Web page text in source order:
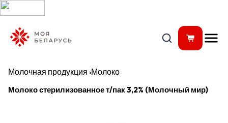
Молочная продукция ›Молоко
Молоко стерилизованное т/пак 3,2% (Молочный мир)